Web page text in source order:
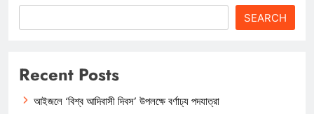
SEARCH
Recent Posts
আইজলে ‘বিশ্ব আদিবাসী দিবস’ উপলক্ষে বর্ণাঢ্য পদযাত্রা